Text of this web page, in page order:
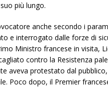
più lungo.
anche secondo i
e interrogato dalle forze di
Ministro francese in visita,
contro la Resistenza
aveva protestato dal
Poco dopo, il Premier